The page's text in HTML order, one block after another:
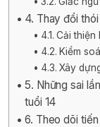
4. Thay đổi
4.1. Cải
4.2. Kiểm
4.3. Xây
5. Những sai
tuổi 14
6. Theo dõi